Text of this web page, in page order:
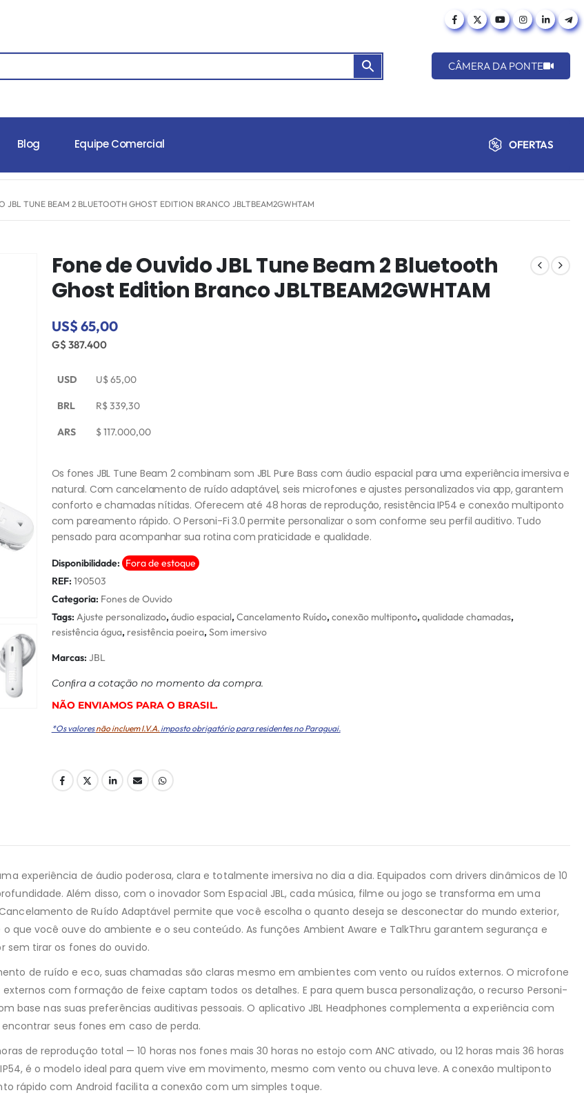
CÂMERA DA PONTE
Blog Equipe Comercial OFERTAS
JBL TUNE BEAM 2 BLUETOOTH GHOST EDITION BRANCO JBLTBEAM2GWHTAM
Fone de Ouvido JBL Tune Beam 2 Bluetooth
Ghost Edition Branco JBLTBEAM2GWHTAM
US$ 65,00
G$ 387.400
USD U$65,00
BRL R$339,30
ARS $117.000,00
Os fones JBL Tune Beam 2 combinam som JBL Pure Bass com áudio espacial para uma experiência imersiva e
natural. Com cancelamento de ruído adaptável, seis microfones e ajustes personalizados via app, garantem
conforto e chamadas nítidas. Oferecem até 48 horas de reprodução, resistência IP54 e conexão multiponto
com pareamento rápido. O Personi-Fi 3.0 permite personalizar o som conforme seu perfil auditivo. Tudo
pensado para acompanhar sua rotina com praticidade e qualidade.
Disponibilidade: Fora de estoque
REF: 190503
Categoria: Fones de Ouvido
Tags: Ajuste personalizado,áudio espacial,Cancelamento Ruído,conexão multiponto,qualidade chamadas,
resistência água, resistência poeira,Som imersivo
Marcas: JBL
Conﬁra a cotação no momento da compra.
NÃO ENVIAMOS PARA O BRASIL.
*Os valoresnão incluem I.V.A. imposto obrigatório para residentes no Paraguai.
experiência de áudio poderosa, clara e totalmente imersiva no dia a dia. Equipados com drivers dinâmicos de 10
Além disso, com o inovador Som Espacial JBL, cada música, filme ou jogo se transforma em uma
de Ruído Adaptável permite que você escolha o quanto deseja se desconectar do mundo exterior,
que você ouve do ambiente e o seu conteúdo. As funções Ambient Aware e TalkThru garantem segurança e
tirar os fones do ouvido.
de ruído e eco, suas chamadas são claras mesmo em ambientes com vento ou ruídos externos. O microfone
com formação de feixe captam todos os detalhes. E para quem busca personalização, o recurso Personi-
base nas suas preferências auditivas pessoais. O aplicativo JBL Headphones complementa a experiência com
seus fones em caso de perda.
de reprodução total — 10 horas nos fones mais 30 horas no estojo com ANC ativado, ou 12 horas mais 36 horas
é o modelo ideal para quem vive em movimento, mesmo com vento ou chuva leve. A conexão multiponto
rápido com Android facilita a conexão com um simples toque.